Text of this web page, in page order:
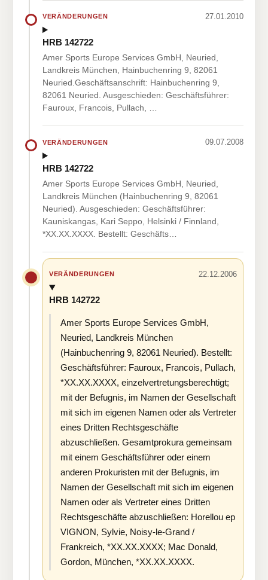
VERÄNDERUNGEN 27.01.2010
HRB 142722
Amer Sports Europe Services GmbH, Neuried,
Landkreis München, Hainbuchenring 9, 82061
Neuried.Geschäftsanschrift: Hainbuchenring 9,
82061 Neuried. Ausgeschieden: Geschäftsführer:
Fauroux, Francois, Pullach, …
VERÄNDERUNGEN 09.07.2008
HRB 142722
Amer Sports Europe Services GmbH, Neuried,
Landkreis München (Hainbuchenring 9, 82061
Neuried). Ausgeschieden: Geschäftsführer:
Kauniskangas, Kari Seppo, Helsinki / Finnland,
*XX.XX.XXXX. Bestellt: Geschäfts…
VERÄNDERUNGEN 22.12.2006
HRB 142722
Amer Sports Europe Services GmbH,
Neuried, Landkreis München
(Hainbuchenring 9, 82061 Neuried). Bestellt:
Geschäftsführer: Fauroux, Francois, Pullach,
*XX.XX.XXXX, einzelvertretungsberechtigt;
mit der Befugnis, im Namen der Gesellschaft
mit sich im eigenen Namen oder als Vertreter
eines Dritten Rechtsgeschäfte
abzuschließen. Gesamtprokura gemeinsam
mit einem Geschäftsführer oder einem
anderen Prokuristen mit der Befugnis, im
Namen der Gesellschaft mit sich im eigenen
Namen oder als Vertreter eines Dritten
Rechtsgeschäfte abzuschließen: Horellou ep
VIGNON, Sylvie, Noisy-le-Grand /
Frankreich, *XX.XX.XXXX; Mac Donald,
Gordon, München, *XX.XX.XXXX.